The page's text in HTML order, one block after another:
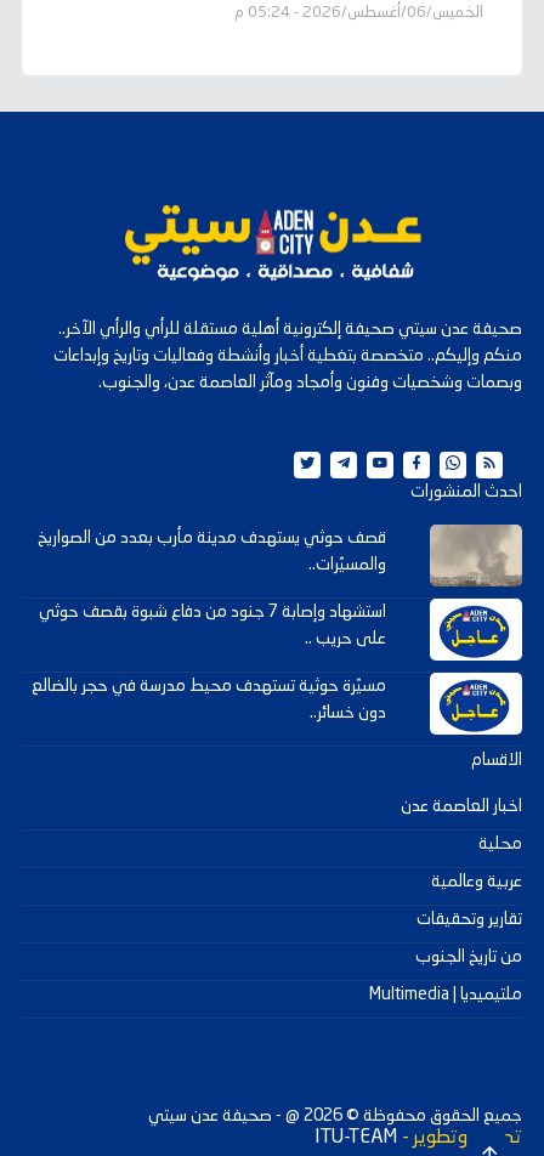
الخميس/06/أغسطس/2026 - 05:24 م
صحيفة عدن سيتي صحيفة إلكترونية أهلية مستقلة للرأي والرأي الآخر..
منكم وإليكم.. متخصصة بتغطية أخبار وأنشطة وفعاليات وتاريخ وإبداعات
وبصمات وشخصيات وفنون وأمجاد ومآثر العاصمة عدن، والجنوب.
احدث المنشورات
قصف حوثي يستهدف مدينة مأرب بعدد من الصواريخ
والمسيّرات..
استشهاد وإصابة 7 جنود من دفاع شبوة بقصف حوثي
على حريب ..
مسيّرة حوثية تستهدف محيط مدرسة في حجر بالضالع
دون خسائر..
الاقسام
اخبار العاصمة عدن
محلية
عربية وعالمية
تقارير وتحقيقات
من تاريخ الجنوب
ملتيميديا | Multimedia
جميع الحقوق محفوظة © 2026 @ - صحيفة عدن سيتي
تصميم وتطوير - ITU-TEAM